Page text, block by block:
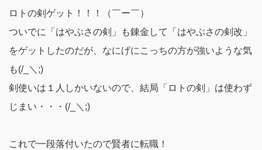
ロトの剣ゲット！！！（￣ー￣）
ついでに「はやぶさの剣」も錬金して
「はやぶさの剣改」
をゲットしたのだが、なにげにこっちの方が強いような気
も(/_＼;)
剣使いは１人しかいないので、結局「ロトの剣」は使わず
じまい・・・(/_＼;)
これで一段落付いたので賢者に転職！